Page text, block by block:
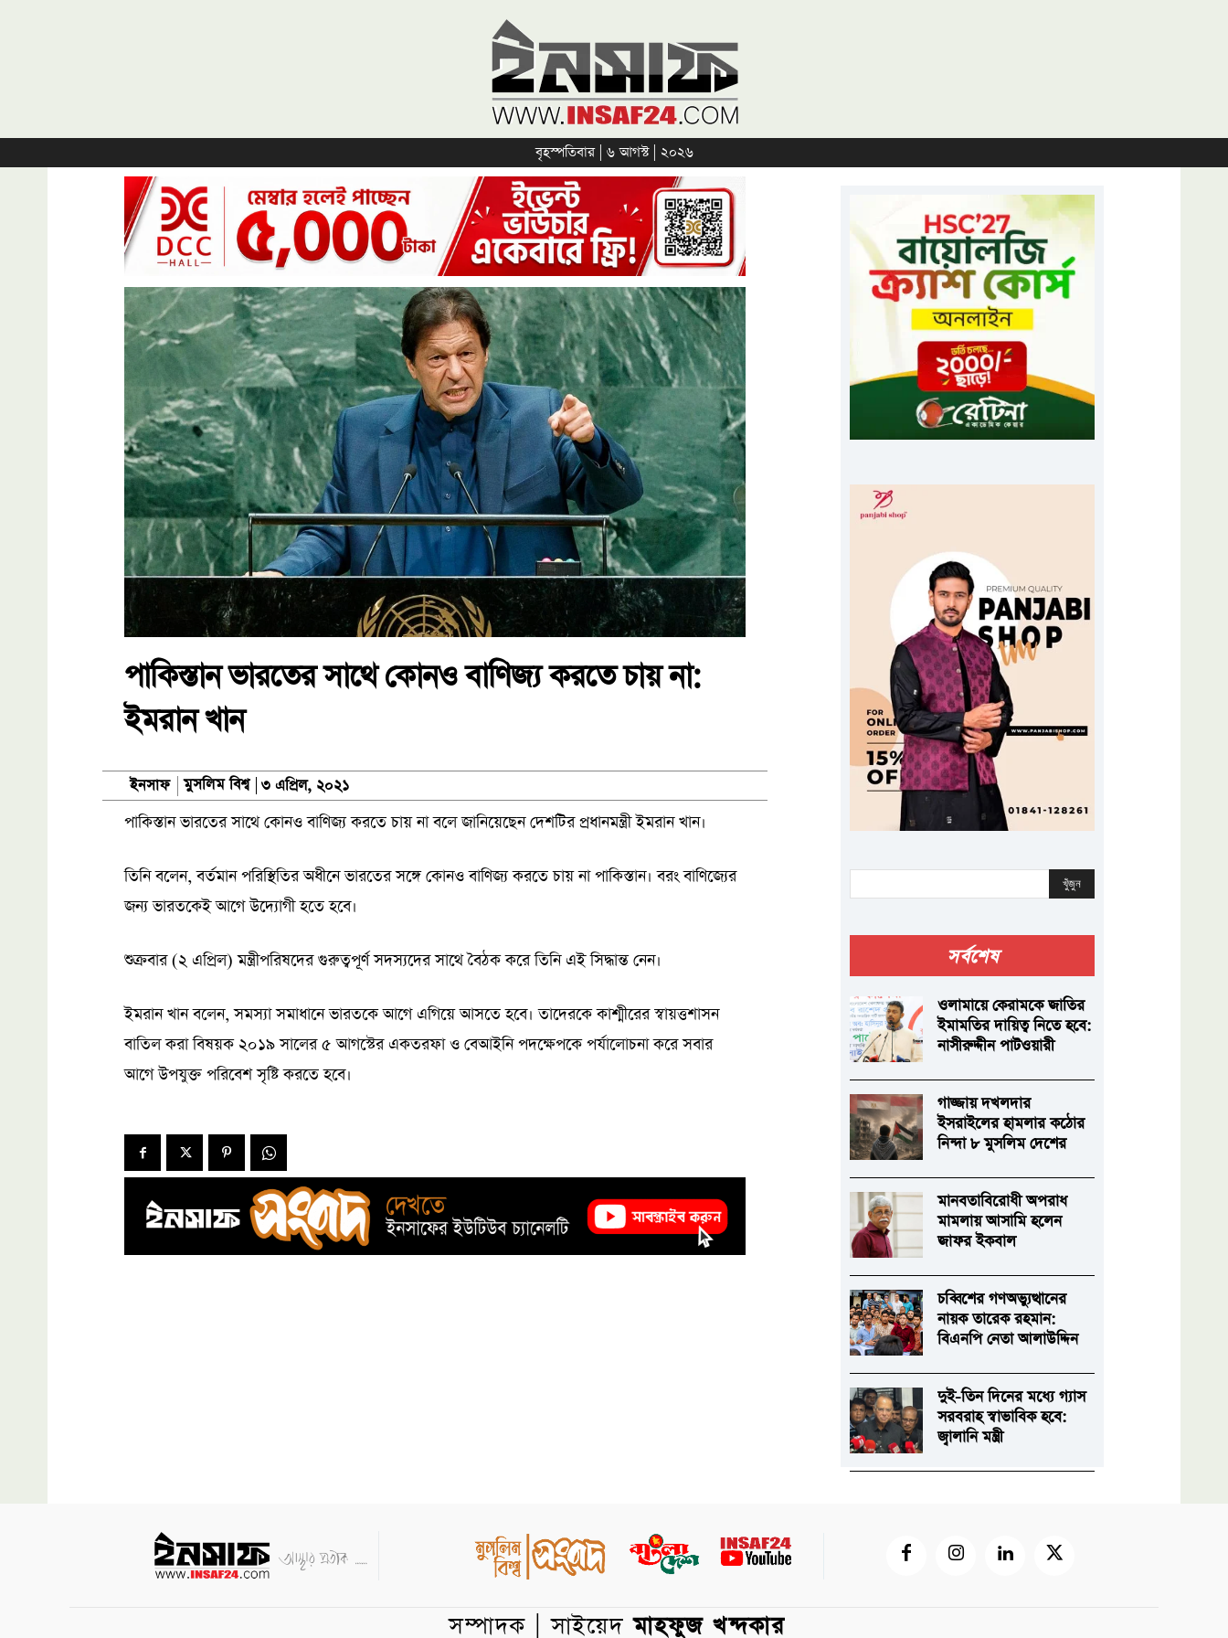
বৃহস্পতিবার | ৬ আগস্ট | ২০২৬
পাকিস্তান ভারতের সাথে কোনও বাণিজ্য করতে চায় না:
ইমরান খান
ইনসাফ মুসলিম বিশ্ব ৩ এপ্রিল, ২০২১
পাকিস্তান ভারতের সাথে কোনও বাণিজ্য করতে চায় না বলে জানিয়েছেন দেশটির প্রধানমন্ত্রী ইমরান খান।
তিনি বলেন, বর্তমান পরিস্থিতির অধীনে ভারতের সঙ্গে কোনও বাণিজ্য করতে চায় না পাকিস্তান। বরং বাণিজ্যের
জন্য ভারতকেই আগে উদ্যোগী হতে হবে।
শুক্রবার (২ এপ্রিল) মন্ত্রীপরিষদের গুরুত্বপূর্ণ সদস্যদের সাথে বৈঠক করে তিনি এই সিদ্ধান্ত নেন।
ইমরান খান বলেন, সমস্যা সমাধানে ভারতকে আগে এগিয়ে আসতে হবে। তাদেরকে কাশ্মীরের স্বায়ত্তশাসন
বাতিল করা বিষয়ক ২০১৯ সালের ৫ আগস্টের একতরফা ও বেআইনি পদক্ষেপকে পর্যালোচনা করে সবার
আগে উপযুক্ত পরিবেশ সৃষ্টি করতে হবে।
খুঁজুন
সর্বশেষ
ওলামায়ে কেরামকে জাতির
ইমামতির দায়িত্ব নিতে হবে:
নাসীরুদ্দীন পাটওয়ারী
গাজ্জায় দখলদার
ইসরাইলের হামলার কঠোর
নিন্দা ৮ মুসলিম দেশের
মানবতাবিরোধী অপরাধ
মামলায় আসামি হলেন
জাফর ইকবাল
চব্বিশের গণঅভ্যুত্থানের
নায়ক তারেক রহমান:
বিএনপি নেতা আলাউদ্দিন
দুই-তিন দিনের মধ্যে গ্যাস
সরবরাহ স্বাভাবিক হবে:
জ্বালানি মন্ত্রী
সম্পাদক | সাইয়েদমাহফুজ খন্দকার